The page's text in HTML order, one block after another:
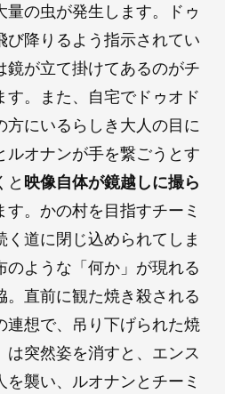
の虫が発生します。ドゥ
び降りるよう指示されてい
鏡が立て掛けてあるのがチ
す。また、自宅でドゥオド
方にいるらしき大人の目に
ルオナンが手を繋ごうとす
と 映像自体が鏡越しに撮ら
す。かの村を目指すチーミ
く道に閉じ込められてしま
のような「何か」が現れる
。直前に観た焼き殺される
連想で、吊り下げられた焼
突然姿を消すと、エンス
を襲い、ルオナンとチーミ